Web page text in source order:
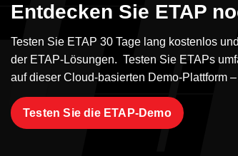
Entdecken Sie ETAP
Testen Sie ETAP 30 Tage lang kostenlos
der ETAP-Lösungen. Testen Sie ETAPs
auf dieser Cloud-basierten Demo-Plattform
Testen Sie die ETAP-Demo